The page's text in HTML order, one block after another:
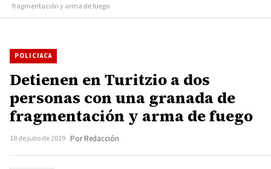
fragmentación y arma de fuego
POLICIACA
Detienen en Turitzio a dos
personas con una granada de
fragmentación y arma de fuego
18 de julio de 2019 Por Redacción